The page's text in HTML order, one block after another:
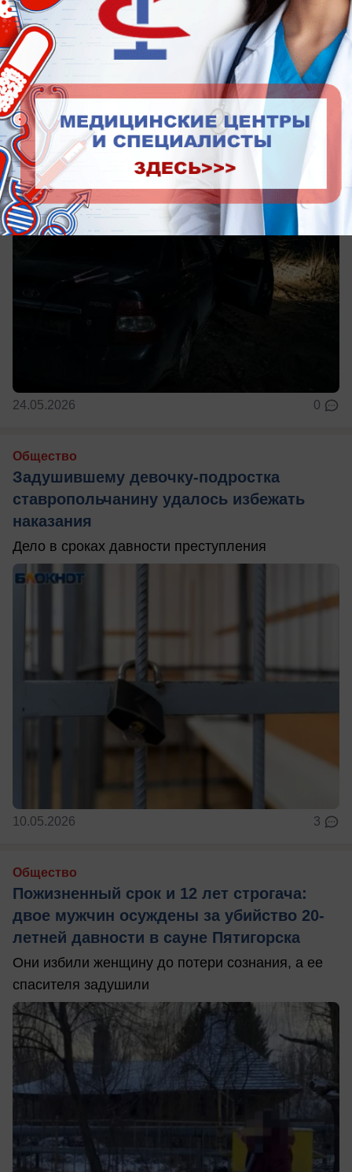
История края
Плойка, нож и украденная «Приора»:
вспоминаем громкое преступление
подростков 14 лет спустя
Двое несовершеннолетних держали в страхе
город
24.05.2026 0
Общество
Задушившему девочку-подростка
ставропольчанину удалось избежать
наказания
Дело в сроках давности преступления
10.05.2026 3
Общество
Пожизненный срок и 12 лет строгача:
двое мужчин осуждены за убийство 20-
летней давности в сауне Пятигорска
Они избили женщину до потери сознания, а ее
спасителя задушили